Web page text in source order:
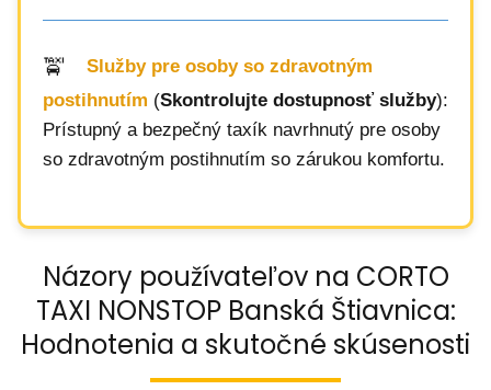
Služby pre osoby so zdravotným
postihnutím (Skontrolujte dostupnosť služby):
Prístupný a bezpečný taxík navrhnutý pre osoby
so zdravotným postihnutím so zárukou komfortu.
Názory používateľov na CORTO
TAXI NONSTOP Banská Štiavnica:
Hodnotenia a skutočné skúsenosti